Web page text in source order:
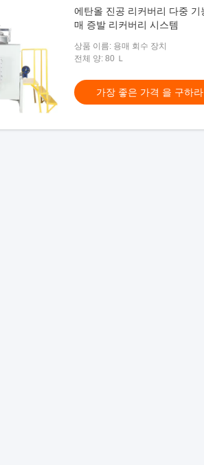
에탄올 진공 리커버리 다중 기
매 증발 리커버리 시스템
상품 이름: 용매 회수 장치
전체 양: 80 Ｌ
가장 좋은 가격 을 구하라